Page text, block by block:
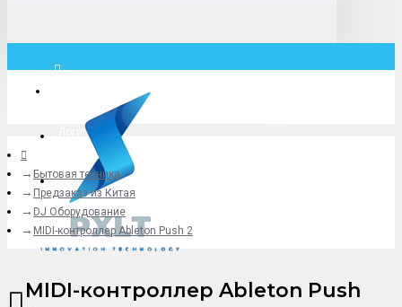
Логин
+79775619766
Бытовая техника
Предзаказ из Китая
DJ Оборудование
MIDI-контроллер Ableton Push 2
MIDI-контроллер Ableton Push